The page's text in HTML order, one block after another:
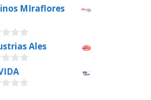
MIraflores
Ales